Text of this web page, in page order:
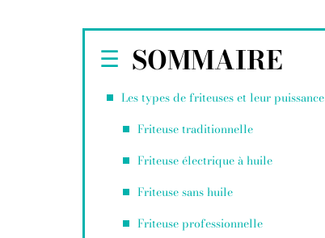
SOMMAIRE
Les types de friteuses et leur puissance
Friteuse traditionnelle
Friteuse électrique à huile
Friteuse sans huile
Friteuse professionnelle